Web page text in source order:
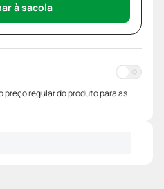
à sacola
preço regular do produto para as